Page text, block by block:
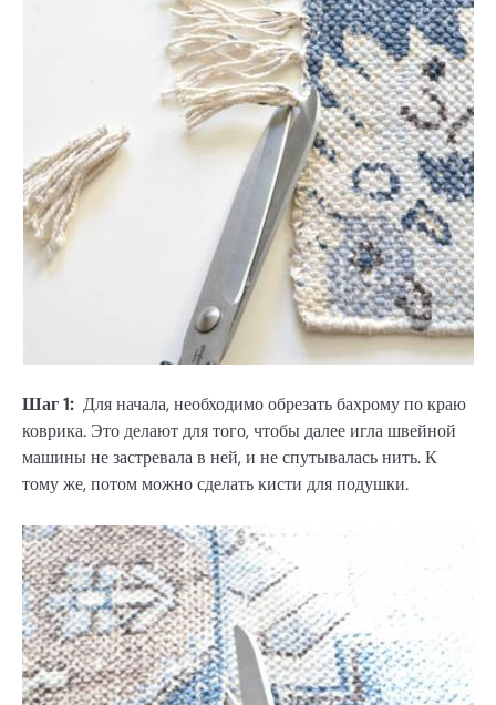
Шаг 1: Для начала, необходимо обрезать бахрому по краю
коврика. Это делают для того, чтобы далее игла швейной
машины не застревала в ней, и не спутывалась нить. К
тому же, потом можно сделать кисти для подушки.